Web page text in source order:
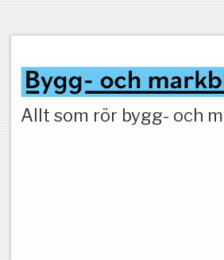
Allt som rör bygg- och